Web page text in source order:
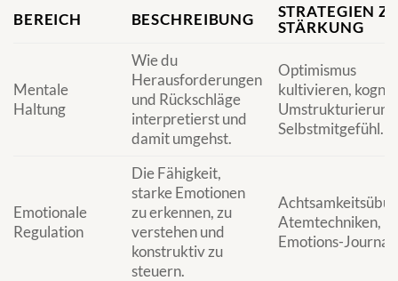
BEREICH BESCHREIBUNG
STRATEGIEN
STÄRKUNG
Mentale
Haltung
Wie du
Herausforderungen
und Rückschläge
interpretierst und
damit umgehst.
Optimismus
kultivieren,
Selbstmitgefühl.
Emotionale
Regulation
Die Fähigkeit,
starke Emotionen
zu erkennen, zu
verstehen und
konstruktiv zu
steuern.
Atemtechniken,
Emotions-